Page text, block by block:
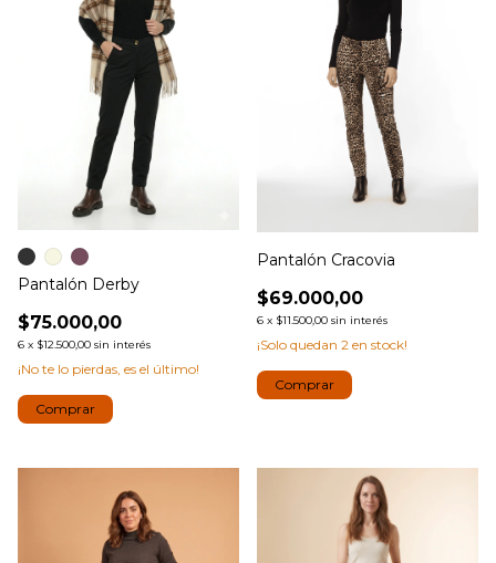
Pantalón Derby
$75.000,00
6 x $12.500,00 sin interés
¡No te lo pierdas, es el último!
Comprar
Pantalón Cracovia
$69.000,00
6 x $11.500,00 sin interés
¡Solo quedan 2 en stock!
Comprar